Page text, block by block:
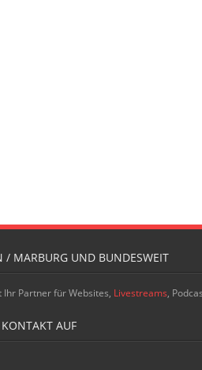
/ MARBURG UND BUNDESWEIT
Partner für Websites, Livestreams,
AUF